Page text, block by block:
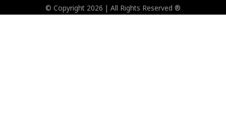
© Copyright 2026 | All Rights Reserved ®